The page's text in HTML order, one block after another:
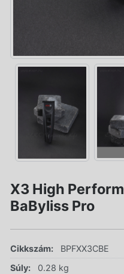
X3 High
BaByliss Pro
Cikkszám:
BPFXX3CBE
Súly:
0.28 kg